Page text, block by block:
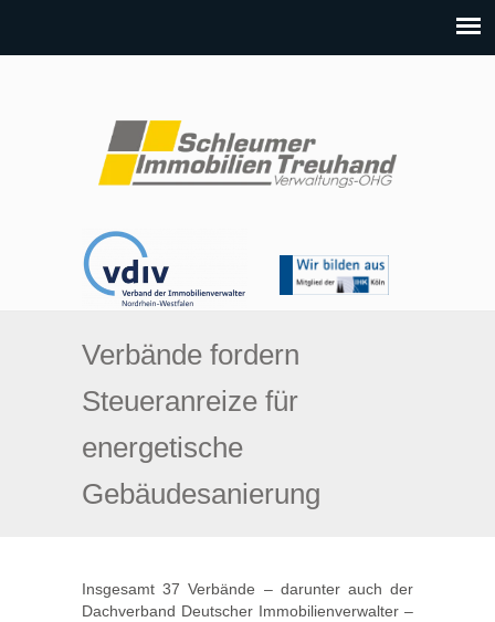
Verbände fordern
Steueranreize für
energetische
Gebäudesanierung
Insgesamt 37 Verbände – darunter auch der
Dachverband Deutscher Immobilienverwalter –